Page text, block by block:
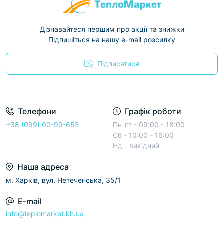
Дізнавайтеся першим про акції та знижки
Підпишіться на нашу e-mail розсилку
Підписатися
Телефони
+38 (099) 00-99-655
Графік роботи
Пн-пт - 09:00 - 18:00
Сб - 10:00 - 16:00
Нд - вихідний
Наша адреса
м. Харків, вул. Нетеченська, 35/1
E-mail
info@teplomarket.kh.ua